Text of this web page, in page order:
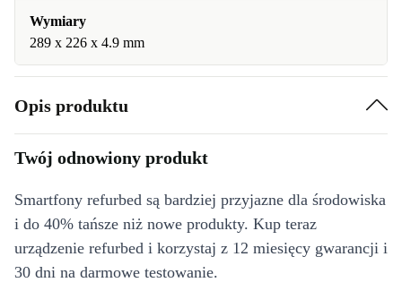
Wymiary
289 x 226 x 4.9 mm
Opis produktu
Twój odnowiony produkt
Smartfony refurbed są bardziej przyjazne dla środowiska
i do 40% tańsze niż nowe produkty. Kup teraz
urządzenie refurbed i korzystaj z 12 miesięcy gwarancji i
30 dni na darmowe testowanie.